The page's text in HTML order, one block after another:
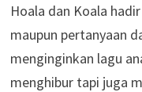
Hoala dan Koala
maupun pertanyaan
menginginkan lagu
menghibur tapi juga